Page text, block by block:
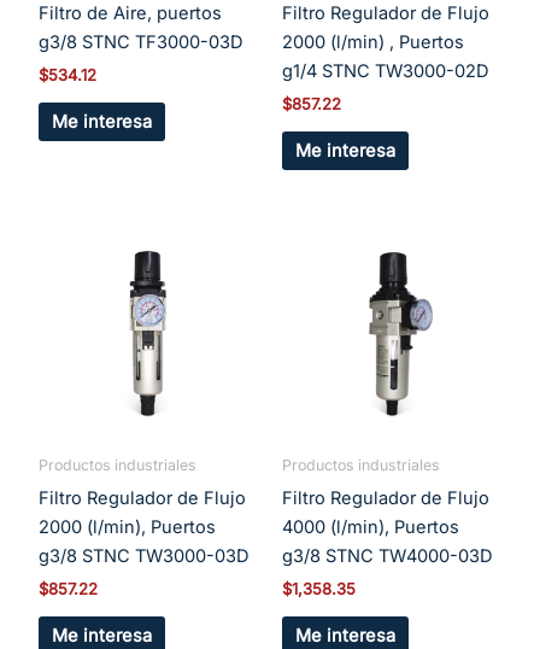
Filtro de Aire, puertos
g3/8 STNC TF3000-03D
$534.12
Me interesa
Filtro Regulador de Flujo
2000 (l/min) , Puertos
g1/4 STNC TW3000-02D
$857.22
Me interesa
Productos industriales
Filtro Regulador de Flujo
2000 (l/min), Puertos
g3/8 STNC TW3000-03D
$857.22
Me interesa
Productos industriales
Filtro Regulador de Flujo
4000 (l/min), Puertos
g3/8 STNC TW4000-03D
$1,358.35
Me interesa